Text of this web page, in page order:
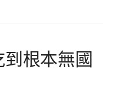
根本無國